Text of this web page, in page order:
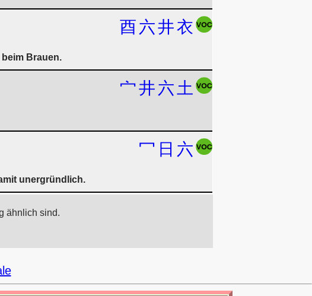
酉六井衣
Brauen.
宀井六 土
冖 日 六
unergründlich.
ähnlich sind.